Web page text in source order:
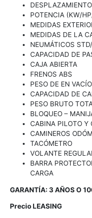
POTENCIA (KW/
MEDIDAS
MEDIDAS DE LA
NEUMÁTICOS
CAPACIDAD DE
CAJA ABIERTA
FRENOS ABS
PESO DE EN
CAPACIDAD DE
PESO BRUTO
BLOQUEO –
CABINA PILOTO Y
CAMINEROS
TACÓMETRO
VOLANTE
BARRA
CARGA
GARANTÍA: 3 AÑOS O
Precio LEASING